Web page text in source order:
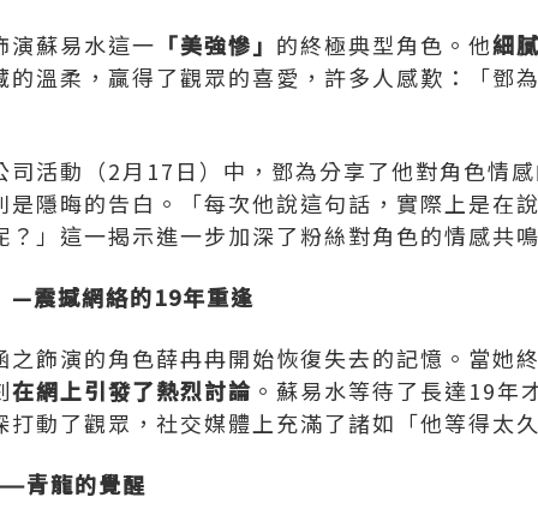
演蘇易水這一 「美強慘」 的終極典型角色。他細
的溫柔，贏得了觀眾的喜愛，許多人感歎：「鄧
司活動（2月17日）中，鄧為分享了他對角色情
是隱晦的告白。「每次他說這句話，實際上是在
」這一揭示進一步加深了粉絲對角色的情感共鳴
—震撼網絡的19年重逢
之飾演的角色薛冉冉開始恢復失去的記憶。當她
在網上引發了熱烈討論 。蘇易水等待了長達19年
打動了觀眾，社交媒體上充滿了諸如「他等得太
青龍的覺醒